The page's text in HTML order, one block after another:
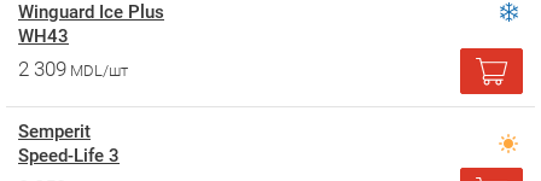
Winguard Ice Plus
WH43
2 309 MDL/шт
Semperit
Speed-Life 3